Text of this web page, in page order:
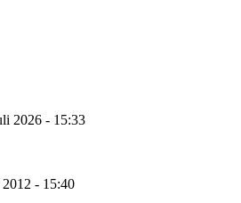
2026 - 15:33
- 15:40